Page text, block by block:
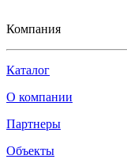
Компания
Каталог
О компании
Партнеры
Объекты